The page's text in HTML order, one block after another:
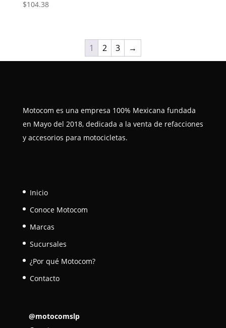
$104.38
1 2 3 →
Motocom es una empresa 100% Mexicana fundada
en Mayo del 2018, dedicada a la venta de refacciones
y accesorios para motocicletas.
Inicio
Conoce Motocom
Marcas
Sucursales
¿Por qué Motocom?
Contacto
@motocomslp